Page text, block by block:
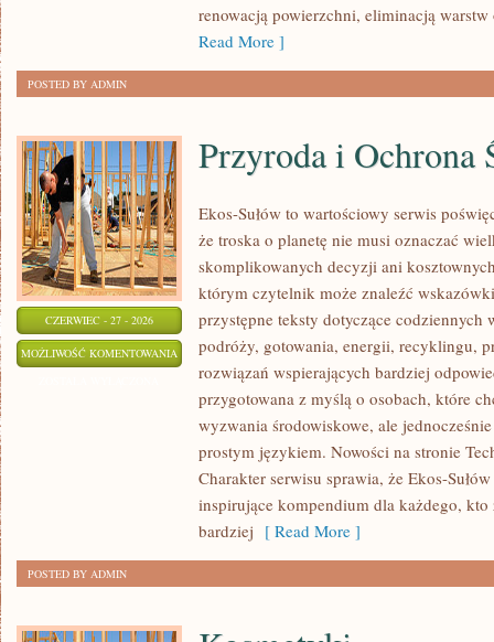
renowacją powierzchni, eliminacją
Read More ]
POSTED BY ADMIN
CZERWIEC - 27 - 2026
MOŻLIWOŚĆ KOMENTOWANIA PRZYRODA
OCHRONA
ŚRODOWISKA
Przyroda i Ochrona
Ekos-Sułów to wartościowy serwis
że troska o planetę nie musi oznaczać
skomplikowanych decyzji ani
którym czytelnik może znaleźć
przystępne teksty dotyczące
podróży, gotowania, energii, recyklingu,
rozwiązań wspierających bardziej
przygotowana z myślą o osobach, które
wyzwania środowiskowe, ale
prostym językiem. Nowości na stronie
Charakter serwisu sprawia, że Ekos-
inspirujące kompendium dla każdego, kto
bardziej [ Read More ]
POSTED BY ADMIN